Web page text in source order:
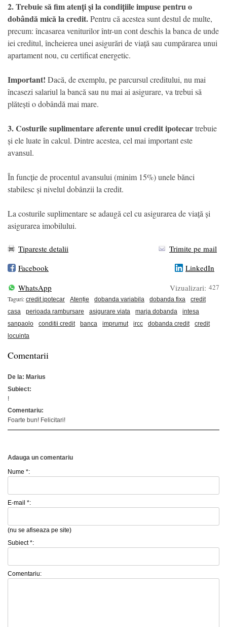
2. Trebuie să fim atenți și la condițiile impuse pentru o
dobândă mică la credit.Pentru că acestea sunt destul de multe,
precum: încasarea veniturilor într-un cont deschis la banca de unde
iei creditul, încheierea unei asigurări de viață sau cumpărarea unui
apartament nou, cu certificat energetic.
Important! Dacă, de exemplu, pe parcursul creditului, nu mai
încasezi salariul la bancă sau nu mai ai asigurare, va trebui să
plătești o dobândă mai mare.
3. Costurile suplimentare aferente unui credit ipotecartrebuie
și ele luate în calcul. Dintre acestea, cel mai important este
avansul.
În funcție de procentul avansului (minim 15%) unele bănci
stabilesc și nivelul dobânzii la credit.
La costurile suplimentare se adaugă cel cu asigurarea de viață și
asigurarea imobilului.
Tipareste detalii
Trimite pe mail
Facebook
LinkedIn
WhatsApp
Vizualizari: 427
Taguri: credit ipotecar Atenție dobanda variabila dobanda fixa
credit
casa
perioada rambursare asigurare viata marja dobanda
intesa
sanpaolo
conditii credit banca imprumut ircc dobanda credit
credit
locuinta
Comentarii
De la: Marius
Subiect:
!
Comentariu:
Foarte bun! Felicitari!
Adauga un comentariu
Nume *:
E-mail *:
(nu se afiseaza pe site)
Subiect *:
Comentariu: